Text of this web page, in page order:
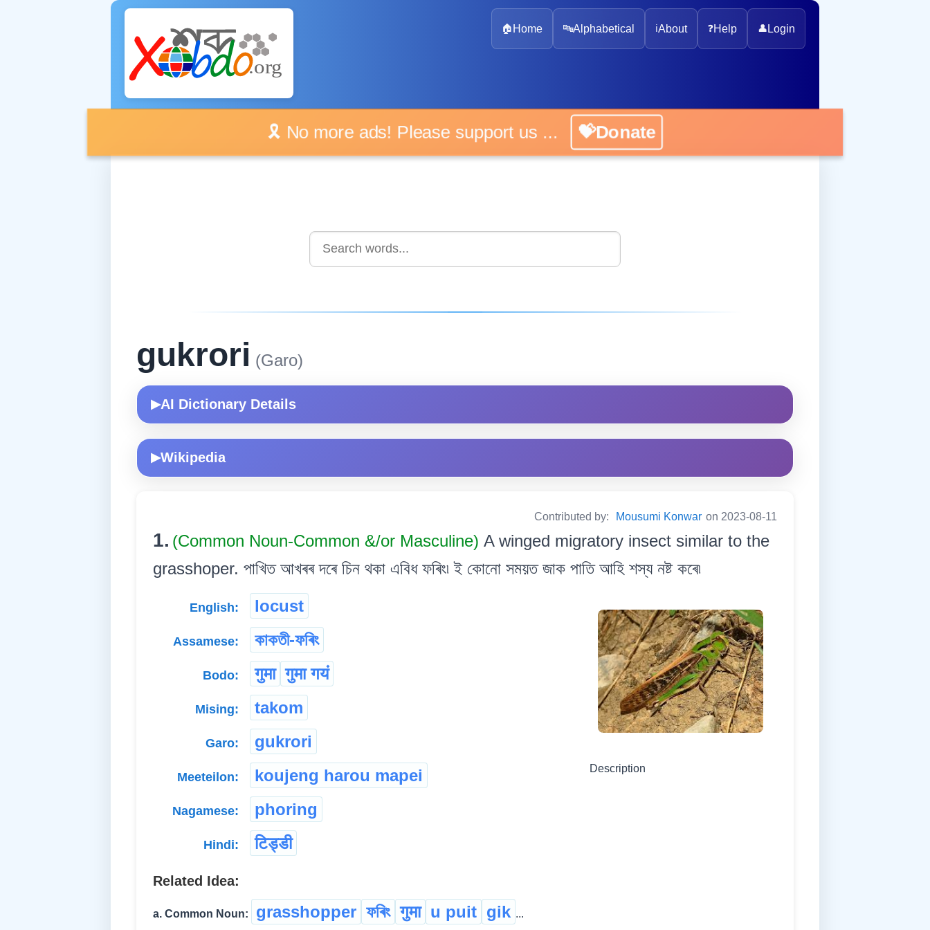
🏠 Home 🔤Alphabetical ℹ️About ❓Help 👤 Login
🎗️ No more ads! Please support us ... 💝Donate
gukrori (Garo)
▶AI Dictionary Details
▶Wikipedia
Contributed by: Mousumi Konwar on 2023-08-11
1. (Common Noun-Common &/or Masculine) A winged migratory insect similar to the
grasshoper. পাখিত আখৰৰ দৰে চিন থকা এবিধ ফৰিং৷ ই কোনো সময়ত জাক পাতি আহি শস্য নষ্ট কৰে৷
Description
English: locust
Assamese: কাকতী-ফৰিং
Bodo: गुमा गुमा गयं
Mising: takom
Garo: gukrori
Meeteilon: koujeng harou mapei
Nagamese: phoring
Hindi: टिड्डी
Related Idea:
a. Common Noun: grasshopper ফৰিং गुमा u puit gik ...